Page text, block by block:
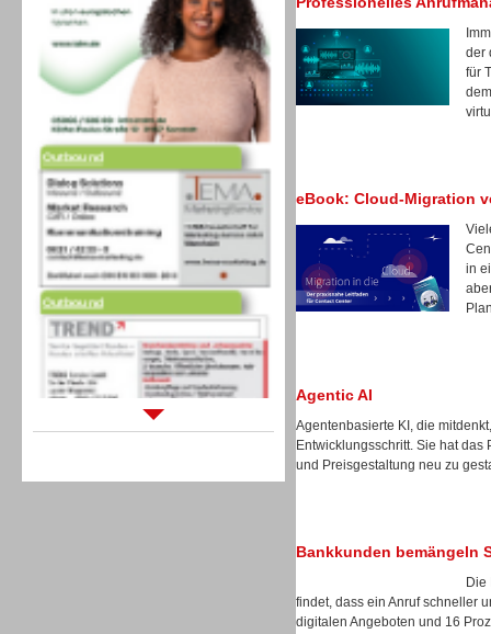
Outbound
Outbound
Sprachdialogsysteme u. Ki/
der
für
eBook: Cloud-Migration
in
Agentic AI
Agentenbasierte KI, die
Entwicklungsschritt. Sie hat
und Preisgestaltung neu zu
Bankkunden bemängeln
Die
findet, dass ein Anruf schneller
digitalen Angeboten und 16